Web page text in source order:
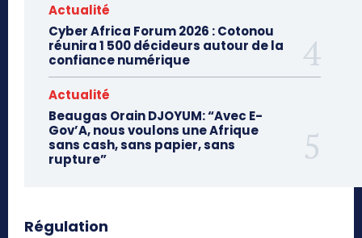
Actualité
Cyber Africa Forum 2026 : Cotonou
réunira 1 500 décideurs autour de la
confiance numérique
Actualité
Beaugas Orain DJOYUM: “Avec E-
Gov’A, nous voulons une Afrique
sans cash, sans papier, sans
rupture”
Régulation